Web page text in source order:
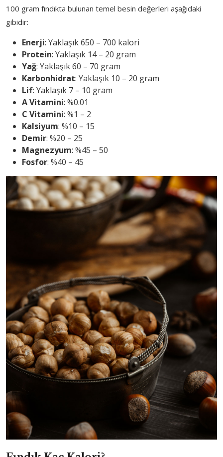
100 gram fındıkta bulunan temel besin değerleri aşağıdaki
gibidir:
Enerji: Yaklaşık 650 – 700 kalori
Protein: Yaklaşık 14 – 20 gram
Yağ: Yaklaşık 60 – 70 gram
Karbonhidrat: Yaklaşık 10 – 20 gram
Lif: Yaklaşık 7 – 10 gram
A Vitamini: %0.01
C Vitamini: %1 – 2
Kalsiyum: %10 – 15
Demir: %20 – 25
Magnezyum: %45 – 50
Fosfor: %40 – 45